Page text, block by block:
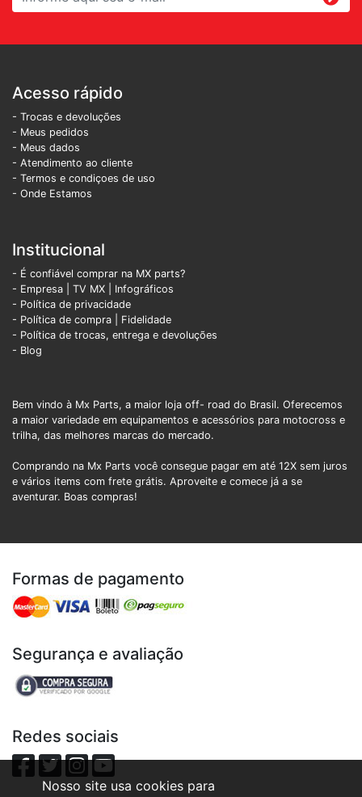
Acesso rápido
- Trocas e devoluções
- Meus pedidos
- Meus dados
- Atendimento ao cliente
- Termos e condiçoes de uso
- Onde Estamos
Institucional
- É confiável comprar na MX parts?
- Empresa
TV MX
Infográficos
- Política de privacidade
- Política de compra | Fidelidade
- Política de trocas, entrega e devoluções
- Blog
Bem vindo à Mx Parts, a maior loja off- road do Brasil. Oferecemos
a maior variedade em equipamentos e acessórios para motocross e
trilha, das melhores marcas do mercado.
Comprando na Mx Parts você consegue pagar em até 12X sem juros
e vários items com frete grátis. Aproveite e comece já a se
aventurar. Boas compras!
Formas de pagamento
Segurança e avaliação
Redes sociais
Nosso site usa cookies para